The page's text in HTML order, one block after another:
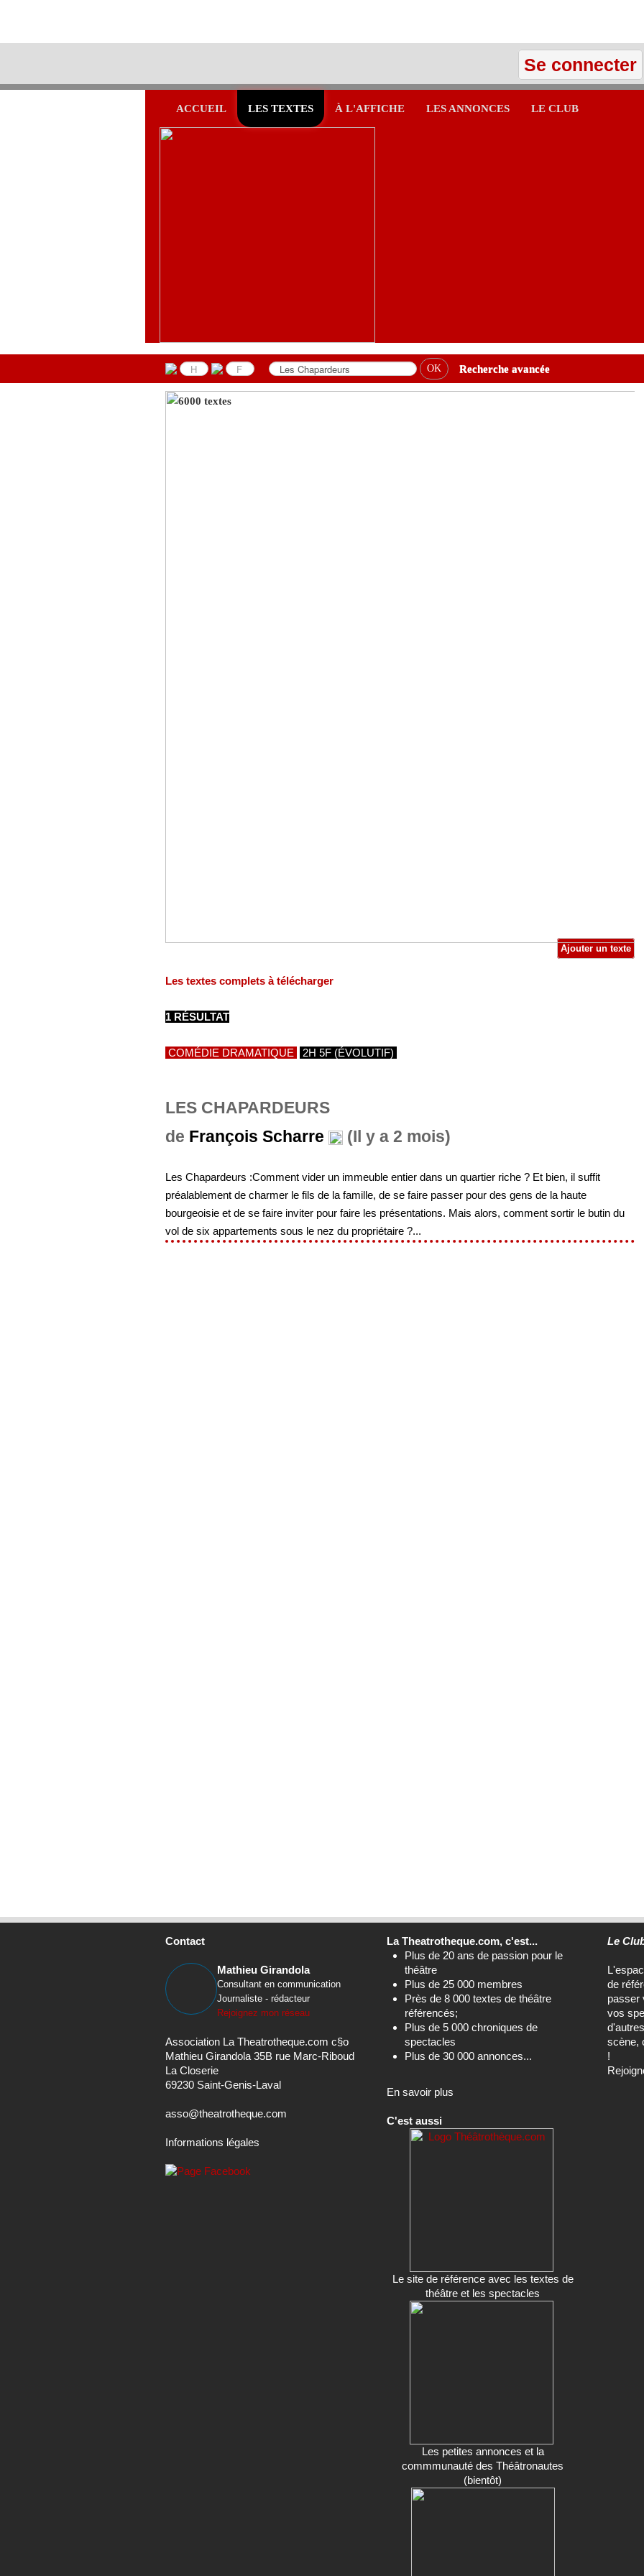
Se connecter
ACCUEIL LES TEXTES À L'AFFICHE LES ANNONCES LE CLUB
Recherche avancée
Ajouter un texte
Les textes complets à télécharger
1 RÉSULTAT
COMÉDIE DRAMATIQUE 2H 5F (ÉVOLUTIF)
LES CHAPARDEURS
de François Scharre (Il y a 2 mois)
Les Chapardeurs :Comment vider un immeuble entier dans un quartier riche ? Et bien, il suffit
préalablement de charmer le fils de la famille, de se faire passer pour des gens de la haute
bourgeoisie et de se faire inviter pour faire les présentations. Mais alors, comment sortir le butin du
vol de six appartements sous le nez du propriétaire ?...
Contact
Mathieu Girandola
Consultant en communication
Journaliste - rédacteur
Rejoignez mon réseau
Association La Theatrotheque.com c§o
Mathieu Girandola 35B rue Marc-Riboud
La Closerie
69230 Saint-Genis-Laval
asso@theatrotheque.com
Informations légales
La Theatrotheque.com, c'est...
Plus de 20 ans de passion pour le
théâtre
Plus de 25 000 membres
Près de 8 000 textes de théâtre
référencés;
Plus de 5 000 chroniques de
spectacles
Plus de 30 000 annonces...
En savoir plus
C'est aussi
Le site de référence avec les textes de
théâtre et les spectacles
Les petites annonces et la
commmunauté des Théâtronautes
(bientôt)
Le
de
passer
vos
scène,
!